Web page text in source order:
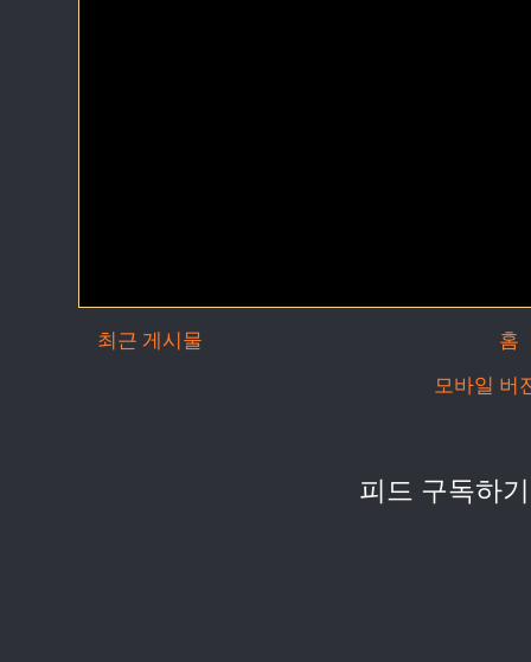
최근 게시물
홈
모바일 버
피드 구독하